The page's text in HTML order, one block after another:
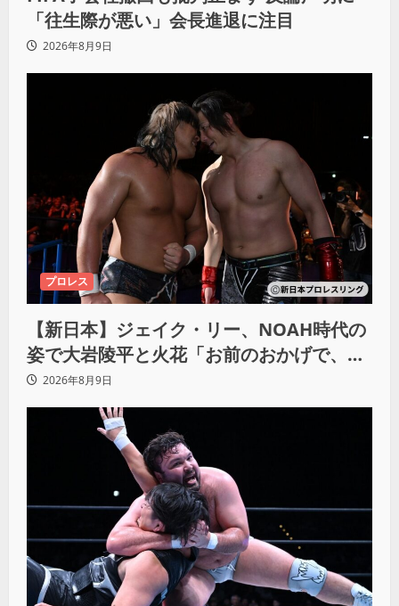
「往生際が悪い」会長進退に注目
2026年8月9日
プロレス
【新日本】ジェイク・リー、NOAH時代の
姿で大岩陵平と火花「お前のおかげで、忘
れてたもの思い出したわ」
2026年8月9日